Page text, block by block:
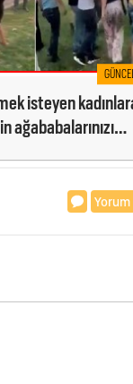
isteyen
ağababalarınızı
Yorum